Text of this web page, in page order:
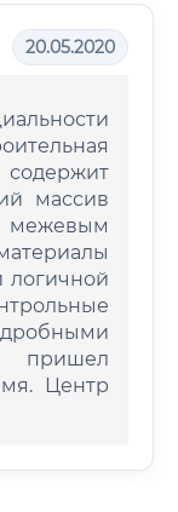
20.05.2020
массив
межевым
логичной
Центр